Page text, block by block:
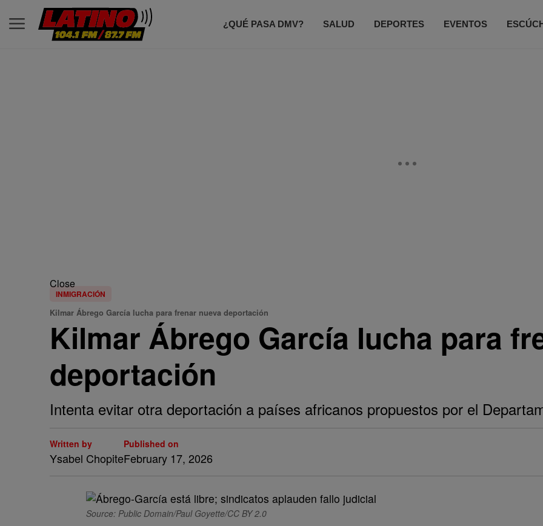
¿QUÉ PASA DMV? SALUD DEPORTES EVENTOS
Close
INMIGRACIÓN
Kilmar Ábrego García lucha para frenar nueva deportación
Kilmar Ábrego García lucha para
deportación
Intenta evitar otra deportación a países africanos propuestos por el
Written by
Ysabel Chopite
Published on
February 17, 2026
Source: Public Domain/Paul Goyette/CC BY 2.0